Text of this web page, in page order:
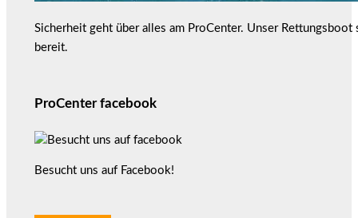
Sicherheit geht über alles am ProCenter. Unser Rettungsboot
bereit.
ProCenter facebook
Besucht uns auf Facebook!